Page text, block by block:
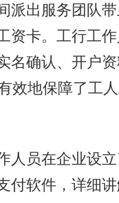
派出服务团队
资卡。工行工
名确认、开户
效地保障了工
员在企业设立
付软件，详细